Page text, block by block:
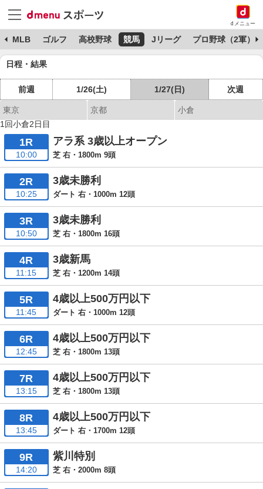
dメニュー
MLB ゴルフ 高校野球 競馬 Jリーグ プロ野球（2軍）
日程・結果
前週 1/26(土) 1/27(日) 次週
東京 京都
小倉
1回小倉2日目
1R
10:00
アラ系 3歳以上オープン
芝 右・1800m 9頭
2R
10:25
3歳未勝利
ダート 右・1000m 12頭
3R
10:50
3歳未勝利
芝 右・1800m 16頭
4R
11:15
3歳新馬
芝 右・1200m 14頭
5R
11:45
4歳以上500万円以下
ダート 右・1000m 12頭
6R
12:45
4歳以上500万円以下
芝 右・1800m 13頭
7R
13:15
4歳以上500万円以下
芝 右・1800m 13頭
8R
13:45
4歳以上500万円以下
ダート 右・1700m 12頭
9R
14:20
紫川特別
芝 右・2000m 8頭